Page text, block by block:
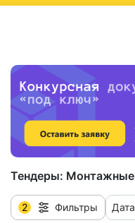
Тендеры:
2 Фильтры